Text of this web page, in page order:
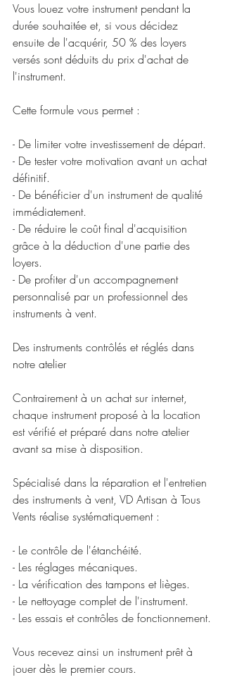
Vous louez votre instrument pendant la
durée souhaitée et, si vous décidez
ensuite de l'acquérir, 50 % des loyers
versés sont déduits du prix d'achat de
l'instrument.
Cette formule vous permet :
- De limiter votre investissement de départ.
- De tester votre motivation avant un achat
définitif.
- De bénéficier d'un instrument de qualité
immédiatement.
- De réduire le coût final d'acquisition
grâce à la déduction d'une partie des
loyers.
- De profiter d'un accompagnement
personnalisé par un professionnel des
instruments à vent.
Des instruments contrôlés et réglés dans
notre atelier
Contrairement à un achat sur internet,
chaque instrument proposé à la location
est vérifié et préparé dans notre atelier
avant sa mise à disposition.
Spécialisé dans la réparation et l'entretien
des instruments à vent, VD Artisan à Tous
Vents réalise systématiquement :
- Le contrôle de l'étanchéité.
- Les réglages mécaniques.
- La vérification des tampons et lièges.
- Le nettoyage complet de l'instrument.
- Les essais et contrôles de fonctionnement.
Vous recevez ainsi un instrument prêt à
jouer dès le premier cours.